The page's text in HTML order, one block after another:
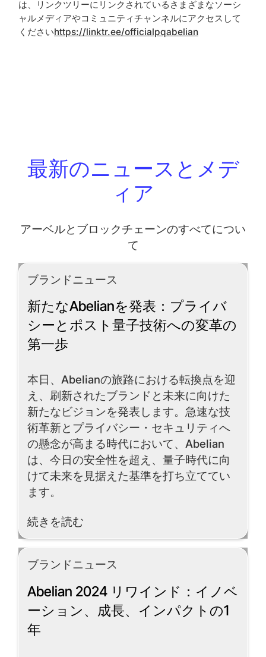
は、リンクツリーにリンクされているさまざまなソーシ
ャルメディアやコミュニティチャンネルにアクセスして
くださいhttps://linktr.ee/officialpqabelian
最新のニュースとメデ
ィア
アーベルとブロックチェーンのすべてについ
て
ブランドニュース
新たなAbelianを発表：プライバ
シーとポスト量子技術への変革の
第一歩
本日、Abelianの旅路における転換点を迎
え、刷新されたブランドと未来に向けた
新たなビジョンを発表します。急速な技
術革新とプライバシー・セキュリティへ
の懸念が高まる時代において、Abelian
は、今日の安全性を超え、量子時代に向
けて未来を見据えた基準を打ち立ててい
ます。
続きを読む
Read More
ブランドニュース
Abelian 2024 リワインド：イノベ
ーション、成長、インパクトの1
年